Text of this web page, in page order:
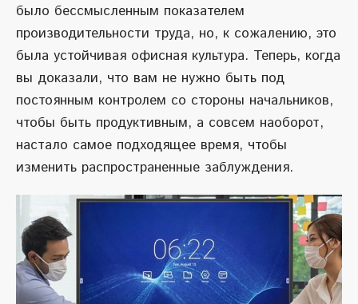
было бессмысленным показателем
производительности труда, но, к сожалению, это
была устойчивая офисная культура. Теперь, когда
вы доказали, что вам не нужно быть под
постоянным контролем со стороны начальников,
чтобы быть продуктивным, а совсем наоборот,
настало самое подходящее время, чтобы
изменить распространенные заблуждения.